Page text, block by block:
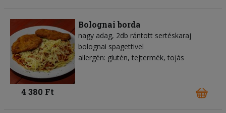
Bolognai borda
nagy adag, 2db rántott sertéskaraj
bolognai spagettivel
allergén: glutén, tejtermék, tojás
4 380 Ft